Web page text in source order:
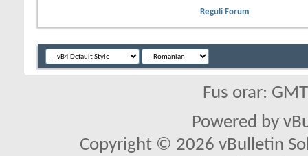
Reguli Forum
Fus orar:
Powered by
Copyright © 2026 vBulletin